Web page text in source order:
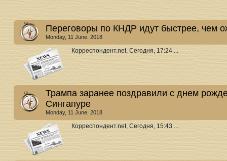
Переговоры по КНДР идут быстрее, чем
Monday, 11 June. 2018
Корреспондент.net, Сегодня, 17:24 ...
Трампа заранее поздравили с днем
Сингапуре
Monday, 11 June. 2018
Корреспондент.net, Сегодня, 15:43 ...